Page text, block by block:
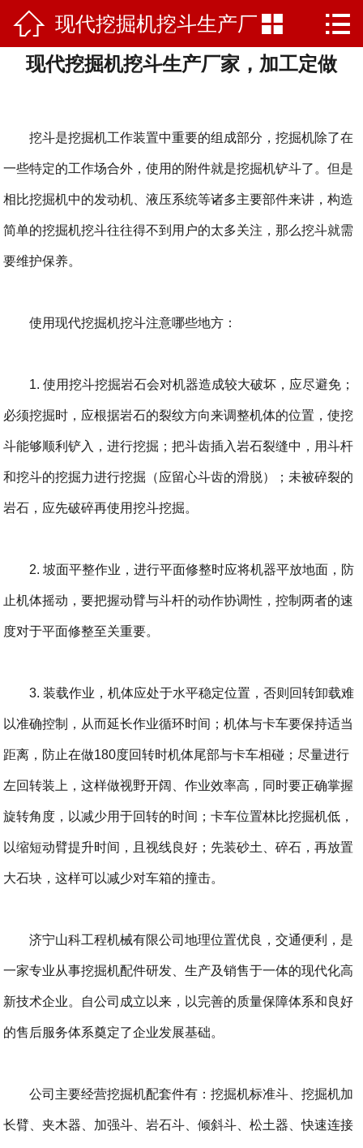
 网站首页
走进山科
新闻资讯
产品支持
 现代挖掘机挖斗生产厂
家，加工定做
 
现代挖掘机挖斗生产厂家，加工定做
挖斗是挖掘机工作装置中重要的组成部分，挖掘机除了在
一些特定的工作场合外，使用的附件就是挖掘机铲斗了。但是
相比挖掘机中的发动机、液压系统等诸多主要部件来讲，构造
简单的挖掘机挖斗往往得不到用户的太多关注，那么挖斗就需
要维护保养。
使用现代挖掘机挖斗注意哪些地方：
1. 使用挖斗挖掘岩石会对机器造成较大破坏，应尽避免；
必须挖掘时，应根据岩石的裂纹方向来调整机体的位置，使挖
斗能够顺利铲入，进行挖掘；把斗齿插入岩石裂缝中，用斗杆
和挖斗的挖掘力进行挖掘（应留心斗齿的滑脱）；未被碎裂的
岩石，应先破碎再使用挖斗挖掘。
2. 坡面平整作业，进行平面修整时应将机器平放地面，防
止机体摇动，要把握动臂与斗杆的动作协调性，控制两者的速
度对于平面修整至关重要。
3. 装载作业，机体应处于水平稳定位置，否则回转卸载难
以准确控制，从而延长作业循环时间；机体与卡车要保持适当
距离，防止在做180度回转时机体尾部与卡车相碰；尽量进行
左回转装上，这样做视野开阔、作业效率高，同时要正确掌握
旋转角度，以减少用于回转的时间；卡车位置林比挖掘机低，
以缩短动臂提升时间，且视线良好；先装砂土、碎石，再放置
大石块，这样可以减少对车箱的撞击。
济宁山科工程机械有限公司地理位置优良，交通便利，是
一家专业从事挖掘机配件研发、生产及销售于一体的现代化高
新技术企业。自公司成立以来，以完善的质量保障体系和良好
的售后服务体系奠定了企业发展基础。
公司主要经营挖掘机配套件有：挖掘机标准斗、挖掘机加
长臂、夹木器、加强斗、岩石斗、倾斜斗、松土器、快速连接